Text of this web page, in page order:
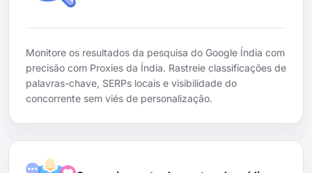
Monitore os resultados da pesquisa do Google Índia com
precisão com Proxies da Índia. Rastreie classificações de
palavras-chave, SERPs locais e visibilidade do
concorrente sem viés de personalização.